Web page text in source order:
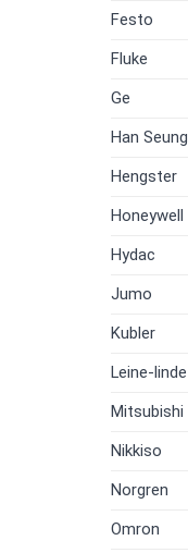
Festo
Fluke
Ge
Han Seung
Hengster
Honeywell
Hydac
Jumo
Kubler
Leine-linde
Mitsubishi
Nikkiso
Norgren
Omron